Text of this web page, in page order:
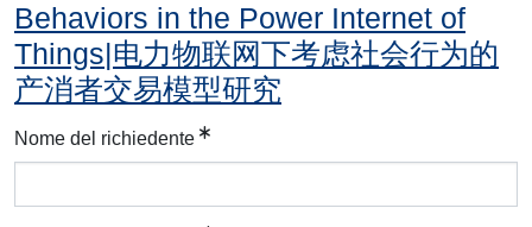
Behaviors in the Power Internet of
Things|电力物联网下考虑社会行为的
产消者交易模型研究
Nome del richiedente